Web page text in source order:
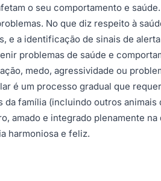
o seu comportamento e
No que diz respeito à
e a identificação de sinais de
problemas de saúde e
medo, agressividade ou
é um processo gradual que
família (incluindo outros animais
amado e integrado plenamente na
harmoniosa e feliz.